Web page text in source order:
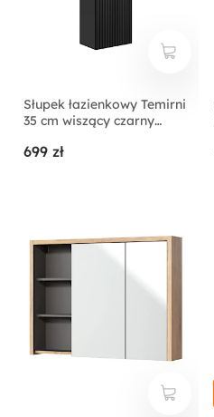
Słupek łazienkowy Temirni
35 cm wiszący czarny
699 zł